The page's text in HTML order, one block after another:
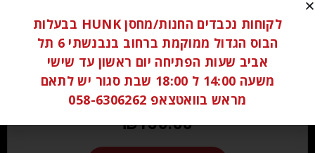
₪150.00
לקוחות נכבדים החנות/מחסן HUNK בבעלות
הבוס הגדול ממוקמת ברחוב בנבנשתי 6 תל
אביב שעות הפתיחה יום ראשון עד שישי
משעה 14:00 ל 18:00 שבת סגור יש לתאם
מראש בוואטצאפ 058-6306262